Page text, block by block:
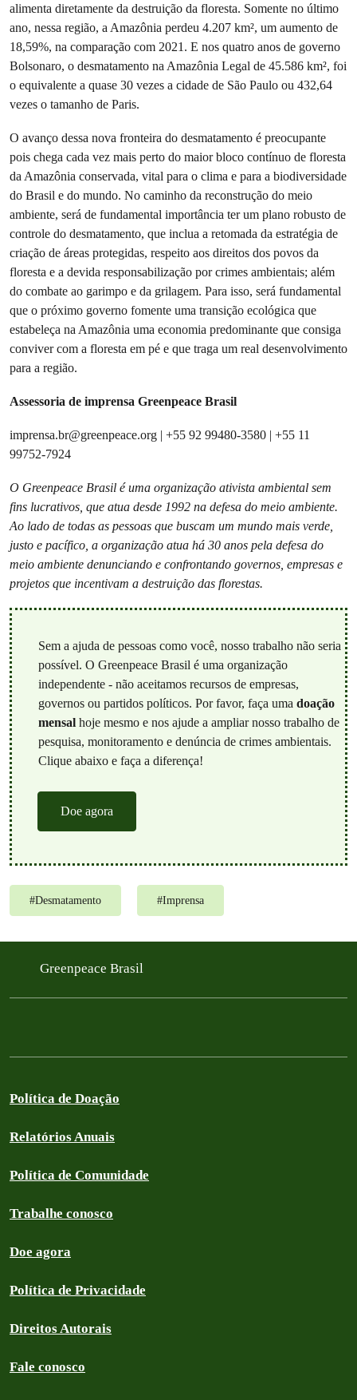
alimenta diretamente da destruição da floresta. Somente no último
ano, nessa região, a Amazônia perdeu 4.207 km², um aumento de
18,59%, na comparação com 2021. E nos quatro anos de governo
Bolsonaro, o desmatamento na Amazônia Legal de 45.586 km², foi
o equivalente a quase 30 vezes a cidade de São Paulo ou 432,64
vezes o tamanho de Paris.
O avanço dessa nova fronteira do desmatamento é preocupante
pois chega cada vez mais perto do maior bloco contínuo de floresta
da Amazônia conservada, vital para o clima e para a biodiversidade
do Brasil e do mundo. No caminho da reconstrução do meio
ambiente, será de fundamental importância ter um plano robusto de
controle do desmatamento, que inclua a retomada da estratégia de
criação de áreas protegidas, respeito aos direitos dos povos da
floresta e a devida responsabilização por crimes ambientais; além
do combate ao garimpo e da grilagem. Para isso, será fundamental
que o próximo governo fomente uma transição ecológica que
estabeleça na Amazônia uma economia predominante que consiga
conviver com a floresta em pé e que traga um real desenvolvimento
para a região.
Assessoria de imprensa Greenpeace Brasil
imprensa.br@greenpeace.org | +55 92 99480-3580 | +55 11
99752-7924
O Greenpeace Brasil é uma organização ativista ambiental sem
fins lucrativos, que atua desde 1992 na defesa do meio ambiente.
Ao lado de todas as pessoas que buscam um mundo mais verde,
justo e pacífico, a organização atua há 30 anos pela defesa do
meio ambiente denunciando e confrontando governos, empresas e
projetos que incentivam a destruição das florestas.
Sem a ajuda de pessoas como você, nosso trabalho não seria
possível. O Greenpeace Brasil é uma organização
independente - não aceitamos recursos de empresas,
governos ou partidos políticos. Por favor, faça uma doação
mensalhoje mesmo e nos ajude a ampliar nosso trabalho de
pesquisa, monitoramento e denúncia de crimes ambientais.
Clique abaixo e faça a diferença!
Doe agora
#Desmatamento #Imprensa
Greenpeace Brasil
Política de Doação
Relatórios Anuais
Política de Comunidade
Trabalhe conosco
Doe agora
Política de Privacidade
Direitos Autorais
Fale conosco